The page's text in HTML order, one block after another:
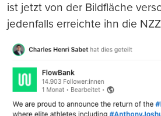
ist jetzt von der Bildfläche
jedenfalls erreichte ihn die